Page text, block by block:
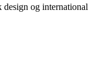
og international